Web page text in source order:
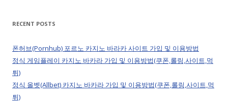
RECENT POSTS
폰허브(Pornhub) 포르노 카지노 바라카 사이트 가입 및 이용방법
정식 게임플레이 카지노 바카라 가입 및 이용방법(쿠폰,롤링,사이트,먹
튀)
정식 올벳(Allbet) 카지노 바카라 가입 및 이용방법(쿠폰,롤링,사이트,먹
튀)